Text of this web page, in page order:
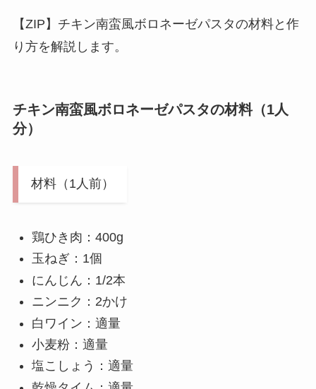
【ZIP】チキン南蛮風ボロネーゼパスタの材料と作
り方を解説します。
チキン南蛮風ボロネーゼパスタの材料（1人
分）
材料（1人前）
鶏ひき肉：400g
玉ねぎ：1個
にんじん：1/2本
ニンニク：2かけ
白ワイン：適量
小麦粉：適量
塩こしょう：適量